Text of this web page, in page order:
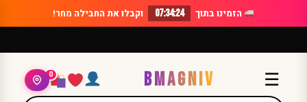
to
הזמינו בתוך 07:34:24 וקבלו את החבילה מחר!
☰
BMAGNIV
0